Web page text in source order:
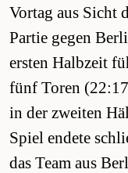
Vortag aus Sicht
Partie gegen
ersten Halbzeit
fünf Toren
in der zweiten
Spiel endete
das Team aus